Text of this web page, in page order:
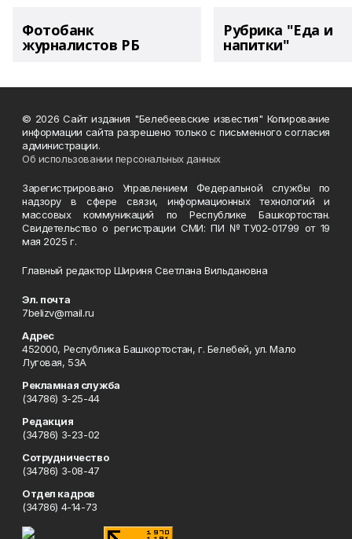
Фотобанк
журналистов РБ
Рубрика "Еда и
напитки"
© 2026 Сайт издания "Белебеевские известия" Копирование
информации сайта разрешено только с письменного согласия
администрации.
Об использовании персональных данных
Зарегистрировано Управлением Федеральной службы по
надзору в сфере связи, информационных технологий и
массовых коммуникаций по Республике Башкортостан.
Свидетельство о регистрации СМИ: ПИ №ТУ02-01799 от 19
мая 2025 г.
Главный редактор Шириня Светлана Вильдановна
Эл. почта
7belizv@mail.ru
Адрес
452000, Республика Башкортостан, г. Белебей, ул. Мало
Луговая, 53А
Рекламная служба
(34786) 3-25-44
Редакция
(34786) 3-23-02
Сотрудничество
(34786) 3-08-47
Отдел кадров
(34786) 4-14-73